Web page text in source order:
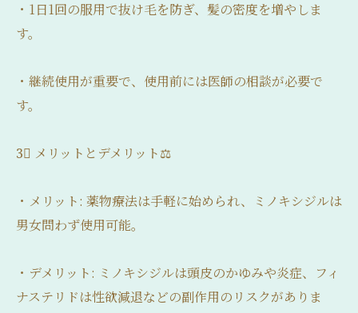
・1日1回の服用で抜け毛を防ぎ、髪の密度を増やしま
す。
・継続使用が重要で、使用前には医師の相談が必要で
す。
3⃣ メリットとデメリット⚖️
・メリット: 薬物療法は手軽に始められ、ミノキシジルは
男女問わず使用可能。
・デメリット: ミノキシジルは頭皮のかゆみや炎症、フィ
ナステリドは性欲減退などの副作用のリスクがありま